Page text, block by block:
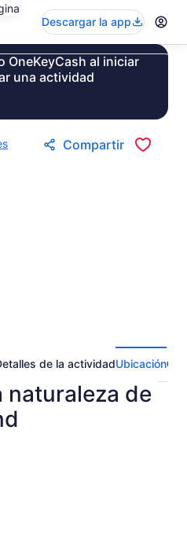
Descargar la app
OneKeyCash al iniciar
una actividad
Compartir
de la actividadUbicación
naturaleza de